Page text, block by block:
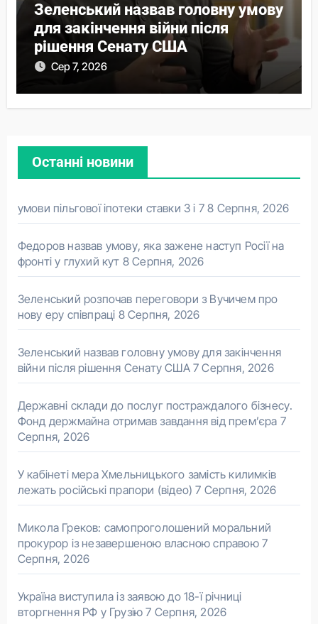
Зеленський назвав головну умову
для закінчення війни після
рішення Сенату США
Сер 7, 2026
Останні новини
умови пільгової іпотеки ставки 3 і 7 8 Серпня, 2026
Федоров назвав умову, яка зажене наступ Росії на
фронті у глухий кут 8 Серпня, 2026
Зеленський розпочав переговори з Вучичем про
нову еру співпраці 8 Серпня, 2026
Зеленський назвав головну умову для закінчення
війни після рішення Сенату США 7 Серпня, 2026
Державні склади до послуг постраждалого бізнесу.
Фонд держмайна отримав завдання від прем’єра 7
Серпня, 2026
У кабінеті мера Хмельницького замість килимків
лежать російські прапори (відео) 7 Серпня, 2026
Микола Греков: самопроголошений моральний
прокурор із незавершеною власною справою 7
Серпня, 2026
Україна виступила із заявою до 18-ї річниці
вторгнення РФ у Грузію 7 Серпня, 2026